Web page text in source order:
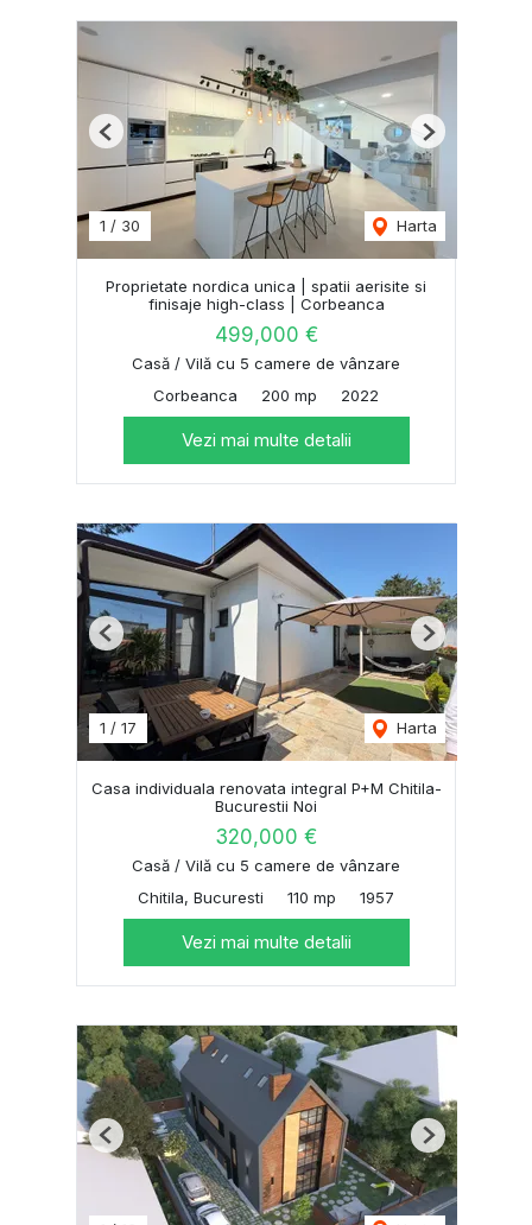
1 / 30 Harta
Previous Next
Proprietate nordica unica | spatii aerisite si
finisaje high-class | Corbeanca
499,000 €
Casă / Vilă cu 5 camere de vânzare
Corbeanca
200 mp 2022
Vezi mai multe detalii
1 / 17 Harta
Previous Next
Casa individuala renovata integral P+M Chitila-
Bucurestii Noi
320,000 €
Casă / Vilă cu 5 camere de vânzare
Chitila, Bucuresti
110 mp 1957
Vezi mai multe detalii
Previous Next